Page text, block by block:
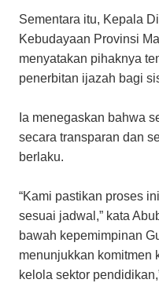
Sementara itu, Kepala
Kebudayaan Provinsi
menyatakan pihaknya
penerbitan ijazah bagi
Ia menegaskan bahwa
secara transparan dan
berlaku.
“Kami pastikan proses
sesuai jadwal,” kata
bawah kepemimpinan
menunjukkan komitmen
kelola sektor